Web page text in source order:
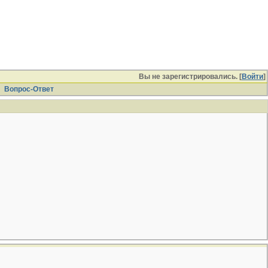
Вы не зарегистрировались. [Войти]
Вопрос-Ответ